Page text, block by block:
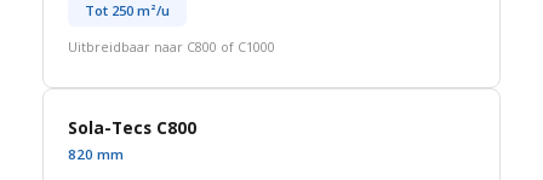
Tot 250 m²/u
Uitbreidbaar naar C800 of C1000
Sola-Tecs C800
820 mm